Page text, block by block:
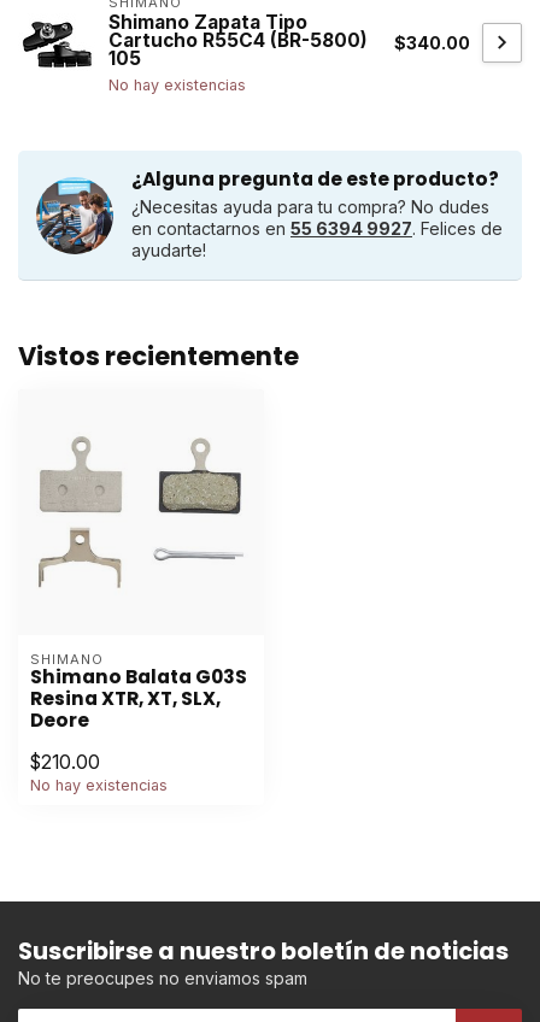
Shimano Zapata Tipo
Cartucho R55C4 (BR-5800)
105
No hay existencias
$340.00
¿Alguna pregunta de este producto?
¿Necesitas ayuda para tu compra? No dudes
en contactarnos en 55 6394 9927. Felices de
ayudarte!
Vistos recientemente
SHIMANO
Shimano Balata G03S
Resina XTR, XT, SLX,
Deore
$210.00
No hay existencias
Suscribirse a nuestro boletín de noticias
No te preocupes no enviamos spam